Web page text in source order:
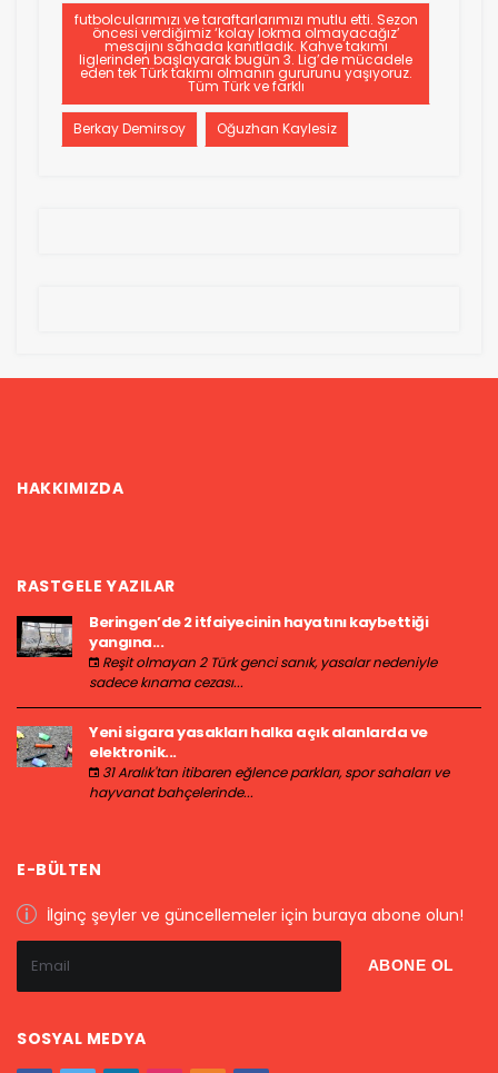
futbolcularımızı ve taraftarlarımızı mutlu etti. Sezon
öncesi verdiğimiz ‘kolay lokma olmayacağız’
mesajını sahada kanıtladık. Kahve takımı
liglerinden başlayarak bugün 3. Lig’de mücadele
eden tek Türk takımı olmanın gururunu yaşıyoruz.
Tüm Türk ve farklı
Berkay Demirsoy Oğuzhan Kaylesiz
HAKKIMIZDA
RASTGELE YAZILAR
Beringen’de 2 itfaiyecinin hayatını kaybettiği
yangına...
Reşit olmayan 2 Türk genci sanık, yasalar nedeniyle
sadece kınama cezası...
Yeni sigara yasakları halka açık alanlarda ve
elektronik...
31 Aralık'tan itibaren eğlence parkları, spor sahaları ve
hayvanat bahçelerinde...
E-BÜLTEN
İlginç şeyler ve güncellemeler için buraya abone olun!
SOSYAL MEDYA